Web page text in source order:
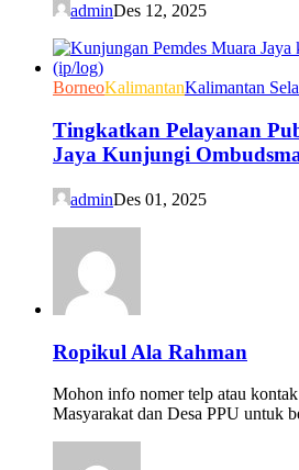
adminDes 12, 2025
BorneoKalimantanKalimantan
Tingkatkan Pelayanan
Jaya Kunjungi
adminDes 01, 2025
Ropikul Ala Rahman
Mohon info nomer telp atau
Masyarakat dan Desa PPU untuk